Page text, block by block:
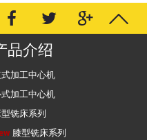
品介绍
加工中心机
加工中心机
铣床系列
膝型铣床系列